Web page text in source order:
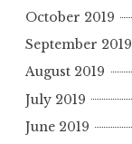
October 2019
September 2019
August 2019
July 2019
June 2019